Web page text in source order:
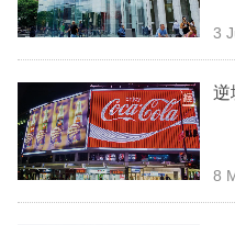
科
技
職
場
生
3
逆
8